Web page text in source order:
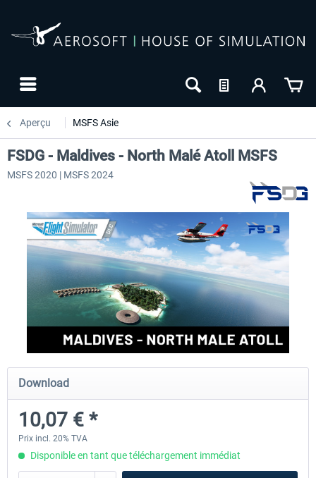
Aperçu MSFS Asie
Aerosoft Mt. Everest Airports Vol. 1 -
10,03 € *
Aerosoft Mt. Everest Airports
FSDG - Maldives - North Malé Atoll MSFS
MSFS 2020 | MSFS 2024
Download
10,07 € *
Prix incl. 20% TVA
Disponible en tant que téléchargement immédiat